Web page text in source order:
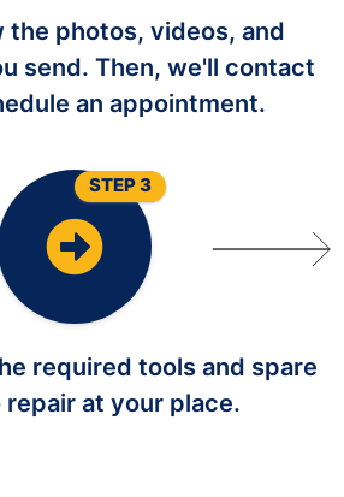
the photos, videos, and
send. Then, we'll contact
an appointment.
required tools and spare
at your place.
STEP 3